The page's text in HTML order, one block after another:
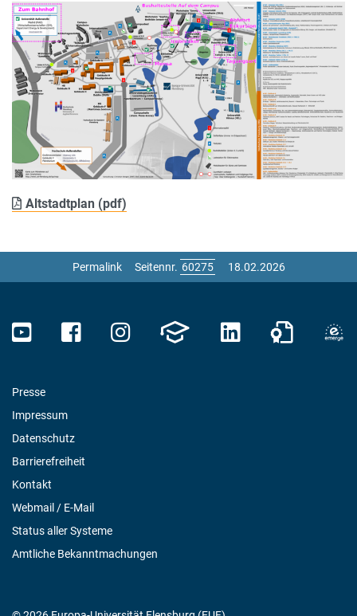
Altstadtplan (pdf)
Permalink Seitennr. 18.02.2026
Presse
Impressum
Datenschutz
Barrierefreiheit
Kontakt
Webmail / E-Mail
Status aller Systeme
Amtliche Bekanntmachungen